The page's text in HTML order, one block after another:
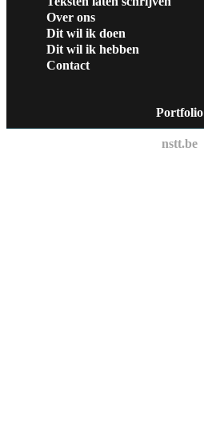
Over ons
Dit wil ik doen
Dit wil ik hebben
Contact
Portfolio
nstt.be